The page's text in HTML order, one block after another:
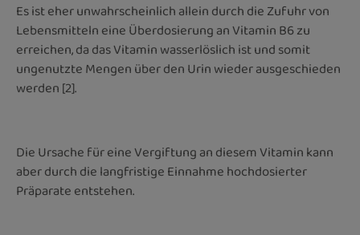
Es ist eher unwahrscheinlich allein durch die Zufuhr von
Lebensmitteln eine Überdosierung an Vitamin B6 zu
erreichen, da das Vitamin wasserlöslich ist und somit
ungenutzte Mengen über den Urin wieder ausgeschieden
werden [2].
Die Ursache für eine Vergiftung an diesem Vitamin kann
aber durch die langfristige Einnahme hochdosierter
Präparate entstehen.